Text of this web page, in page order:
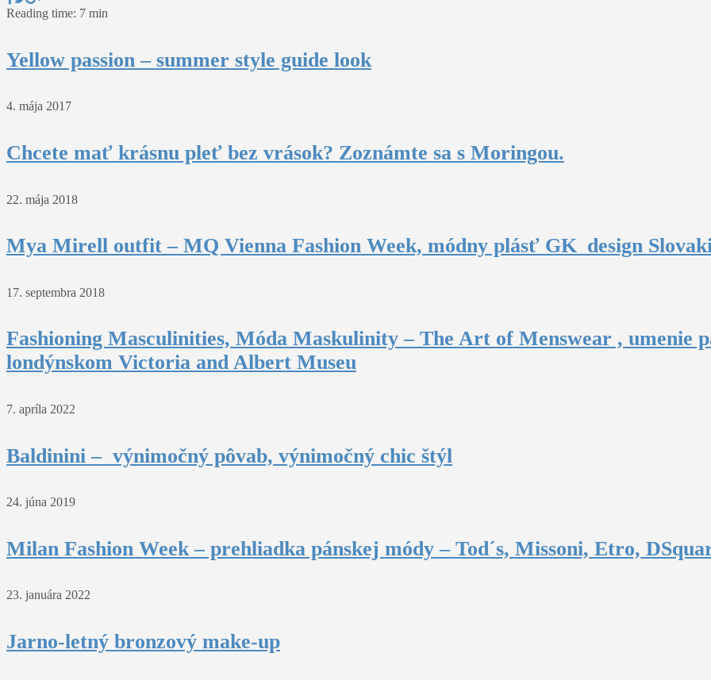
Reading time: 7 min
Yellow passion – summer style guide look
4. mája 2017
Chcete mať krásnu pleť bez vrások? Zoznámte sa s Moringou.
22. mája 2018
Mya Mirell outfit – MQ Vienna Fashion Week, módny plásť GK_design
17. septembra 2018
Fashioning Masculinities, Móda Maskulinity – The Art of Menswear , umenie
londýnskom Victoria and Albert Museu
7. apríla 2022
Baldinini – výnimočný pôvab, výnimočný chic štýl
24. júna 2019
Milan Fashion Week – prehliadka pánskej módy – Tod´s, Missoni, Etro,
23. januára 2022
Jarno-letný bronzový make-up